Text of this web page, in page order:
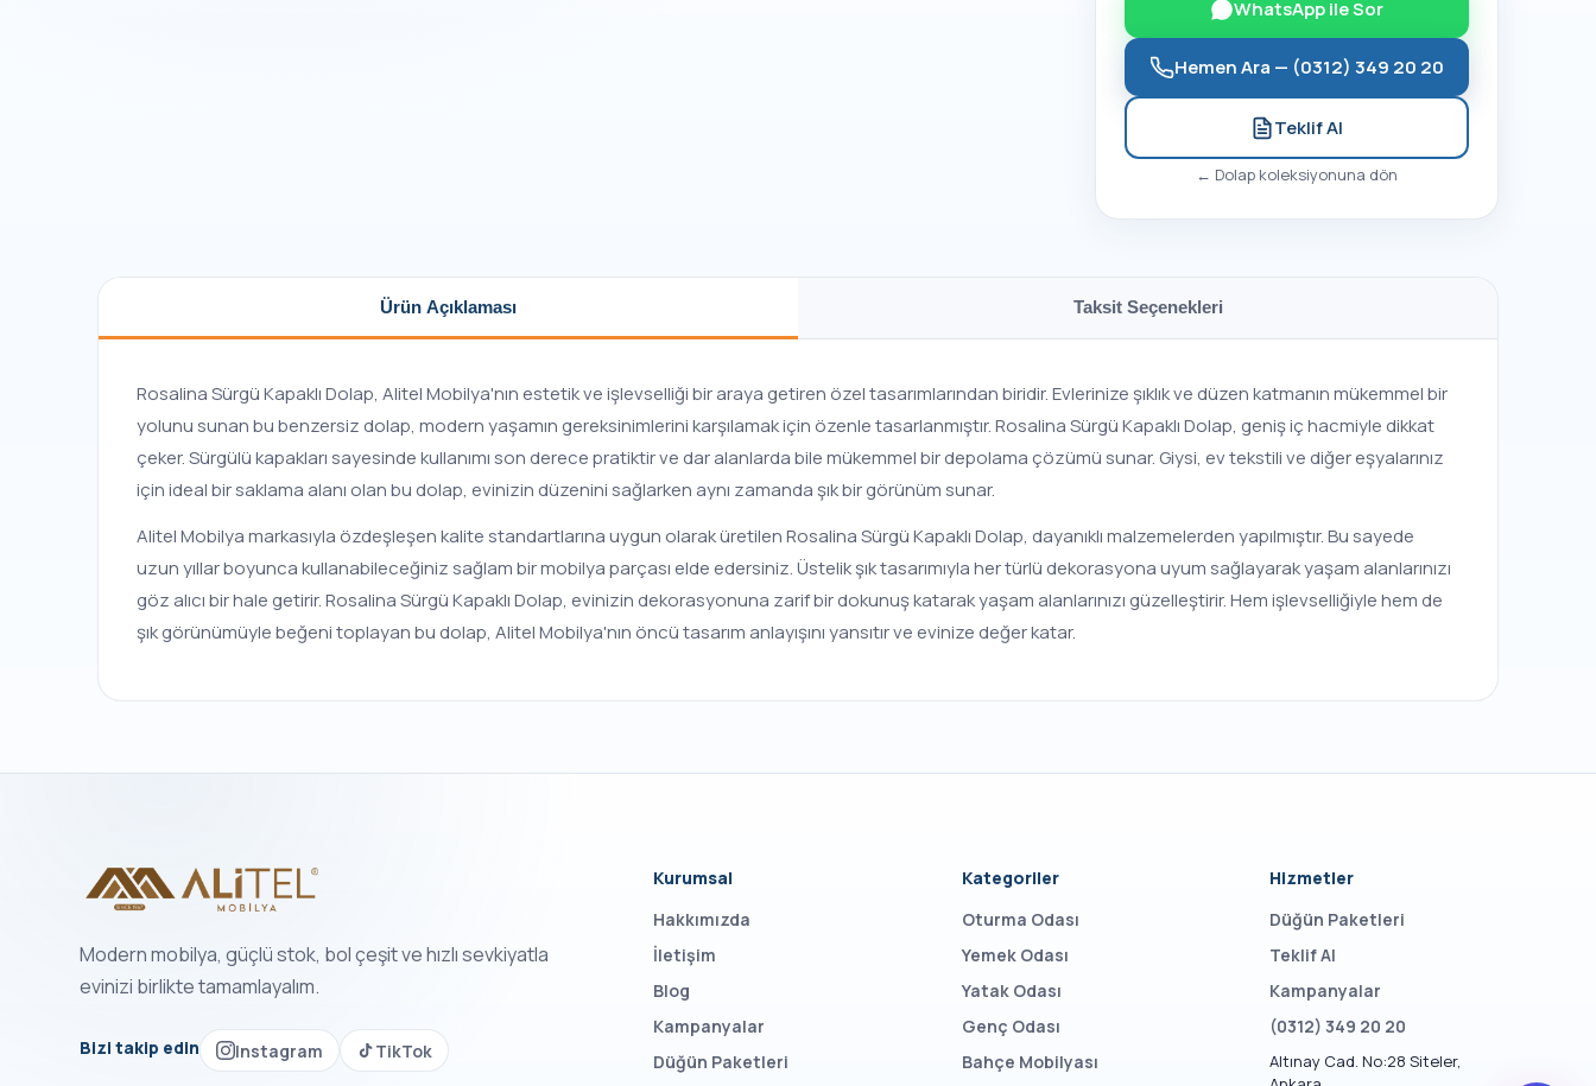
WhatsApp ile Sor
Hemen Ara — (0312) 349 20 20
Teklif Al
← Dolap koleksiyonuna dön
Ürün Açıklaması Taksit Seçenekleri
Rosalina Sürgü Kapaklı Dolap, Alitel Mobilya'nın estetik ve işlevselliği bir araya getiren özel tasarımlarından biridir. Evlerinize şıklık ve düzen katmanın mükemmel bir
yolunu sunan bu benzersiz dolap, modern yaşamın gereksinimlerini karşılamak için özenle tasarlanmıştır. Rosalina Sürgü Kapaklı Dolap, geniş iç hacmiyle dikkat
çeker. Sürgülü kapakları sayesinde kullanımı son derece pratiktir ve dar alanlarda bile mükemmel bir depolama çözümü sunar. Giysi, ev tekstili ve diğer eşyalarınız
için ideal bir saklama alanı olan bu dolap, evinizin düzenini sağlarken aynı zamanda şık bir görünüm sunar.
Alitel Mobilya markasıyla özdeşleşen kalite standartlarına uygun olarak üretilen Rosalina Sürgü Kapaklı Dolap, dayanıklı malzemelerden yapılmıştır. Bu sayede
uzun yıllar boyunca kullanabileceğiniz sağlam bir mobilya parçası elde edersiniz. Üstelik şık tasarımıyla her türlü dekorasyona uyum sağlayarak yaşam alanlarınızı
göz alıcı bir hale getirir. Rosalina Sürgü Kapaklı Dolap, evinizin dekorasyonuna zarif bir dokunuş katarak yaşam alanlarınızı güzelleştirir. Hem işlevselliğiyle hem de
şık görünümüyle beğeni toplayan bu dolap, Alitel Mobilya'nın öncü tasarım anlayışını yansıtır ve evinize değer katar.
Modern mobilya, güçlü stok, bol çeşit ve hızlı sevkiyatla
evinizi birlikte tamamlayalım.
Bizi takip edin Instagram TikTok
Kurumsal
Hakkımızda
İletişim
Blog
Kampanyalar
Düğün Paketleri
Kategoriler
Oturma Odası
Yemek Odası
Yatak Odası
Genç Odası
Bahçe Mobilyası
Hizmetler
Düğün Paketleri
Teklif Al
Kampanyalar
(0312) 349 20 20
Altınay Cad. No:28 Siteler,